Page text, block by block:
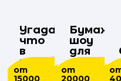
Угадай,
что
в
коробке
от
15000
Пиньята
от
50000
от
шоу
для
от
20000
от